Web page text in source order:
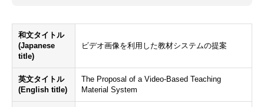
和文タイトル
(Japanese
title)
ビデオ画像を利用した教材システムの提案
英文タイトル
(English title)
The Proposal of a Video-Based Teaching
Material System